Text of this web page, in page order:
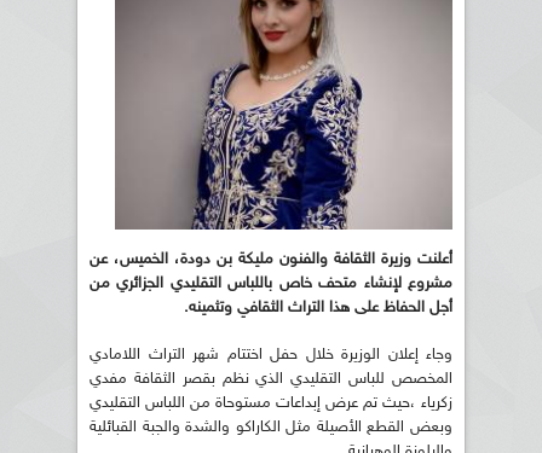
أعلنت وزيرة الثقافة والفنون مليكة بن دودة، الخميس، عن
مشروع لإنشاء متحف خاص باللباس التقليدي الجزائري من
أجل الحفاظ على هذا التراث الثقافي وتثمينه.
وجاء إعلان الوزيرة خلال حفل اختتام شهر التراث اللامادي
المخصص للباس التقليدي الذي نظم بقصر الثقافة مفدي
زكرياء ،حيث تم عرض إبداعات مستوحاة من اللباس التقليدي
وبعض القطع الأصيلة مثل الكاراكو والشدة والجبة القبائلية